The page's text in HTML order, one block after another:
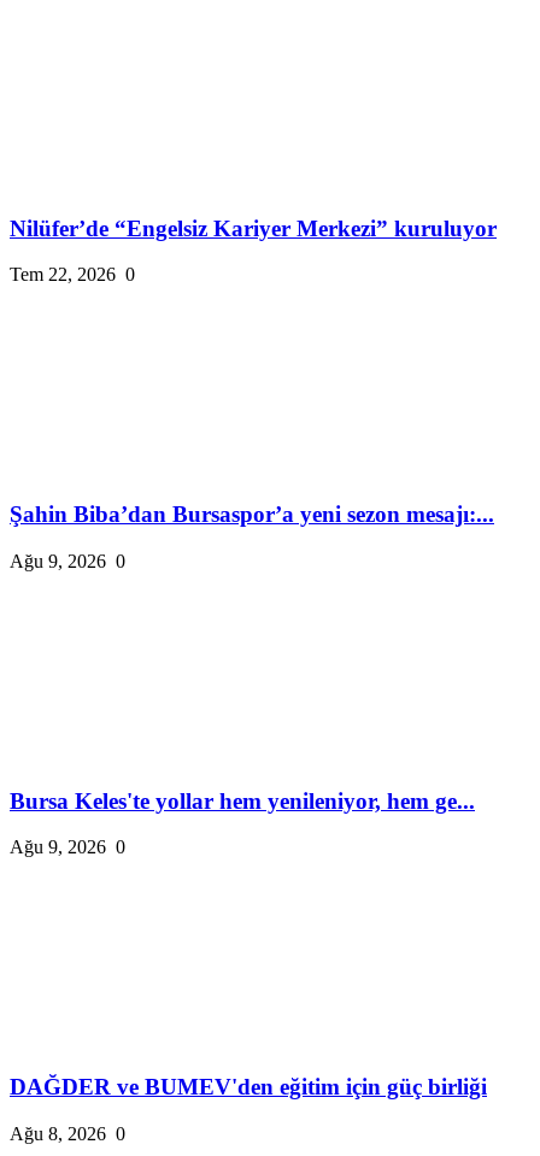
Nilüfer’de “Engelsiz Kariyer Merkezi” kuruluyor
Tem 22, 2026 0
Şahin Biba’dan Bursaspor’a yeni sezon mesajı:...
Ağu 9, 2026 0
Bursa Keles'te yollar hem yenileniyor, hem ge...
Ağu 9, 2026 0
DAĞDER ve BUMEV'den eğitim için güç birliği
Ağu 8, 2026 0